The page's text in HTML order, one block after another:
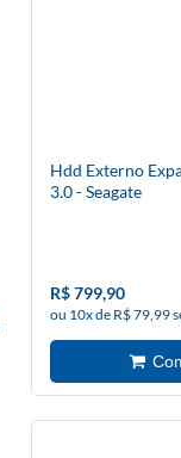
Hdd Externo
3.0 - Seagate
R$ 799,90
ou 10x de R$ 79,99